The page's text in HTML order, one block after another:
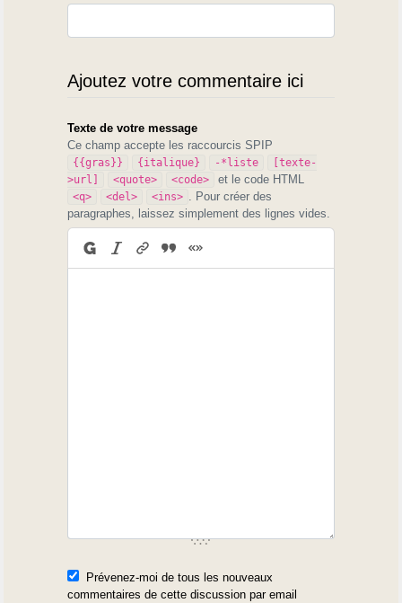
Ajoutez votre commentaire ici
Texte de votre message
Ce champ accepte les raccourcis SPIP
{{gras}} {italique} -*liste
[texte-
>url]
<quote> <code> et le code HTML
<q> <del> <ins>
. Pour créer des
paragraphes, laissez simplement des lignes vides.
Prévenez-moi de tous les nouveaux
commentaires de cette discussion par email